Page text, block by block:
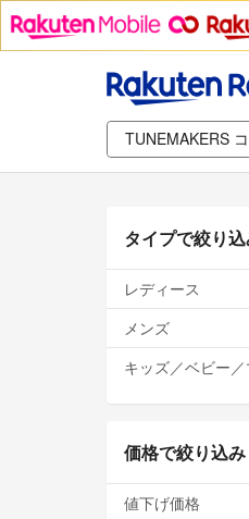
タイプで絞り
レディース
メンズ
キッズ／ベビー
価格で絞り込み
値下げ価格